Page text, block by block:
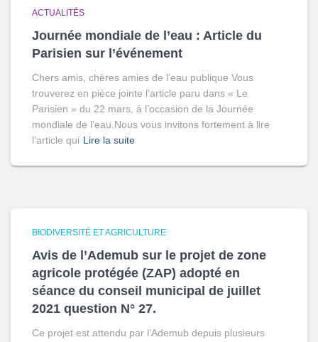
ACTUALITÉS
Journée mondiale de l’eau : Article du
Parisien sur l’événement
‌Chers amis, chères amies de l’eau publique Vous
trouverez en pièce jointe l’article paru dans « Le
Parisien » du 22 mars, à l’occasion de la Journée
mondiale de l’eau.Nous vous invitons fortement à lire
l’article qui Lire la suite
BIODIVERSITÉ ET AGRICULTURE
Avis de l’Ademub sur le projet de zone
agricole protégée (ZAP) adopté en
séance du conseil municipal de juillet
2021 question N° 27.
Ce projet est attendu par l’Ademub depuis plusieurs